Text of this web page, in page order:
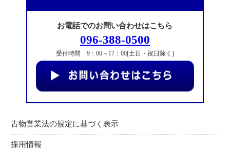
お電話でのお問い合わせはこちら
096-388-0500
受付時間 9：00～17：00[土日・祝日除く]
古物営業法の規定に基づく表示
採用情報